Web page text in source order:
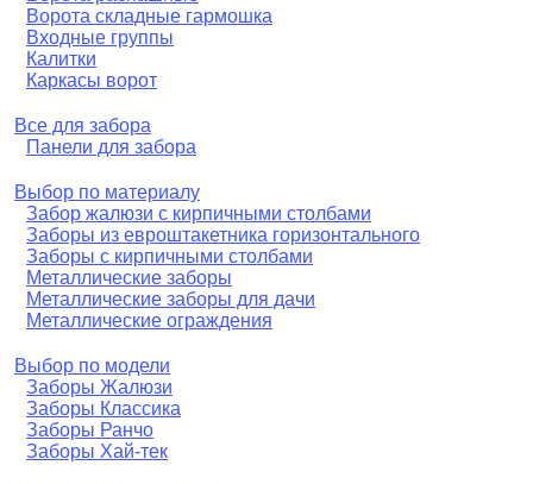
Ворота складные гармошка
Входные группы
Калитки
Каркасы ворот
Все для забора
Панели для забора
Выбор по материалу
Забор жалюзи с кирпичными столбами
Заборы из евроштакетника горизонтального
Заборы с кирпичными столбами
Металлические заборы
Металлические заборы для дачи
Металлические ограждения
Выбор по модели
Заборы Жалюзи
Заборы Классика
Заборы Ранчо
Заборы Хай-тек